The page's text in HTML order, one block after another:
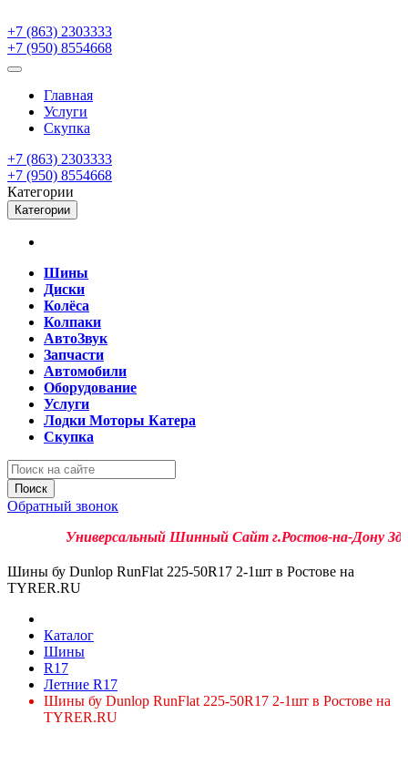
+7 (863) 2303333
+7 (950) 8554668
Главная
Услуги
Скупка
+7 (863) 2303333
+7 (950) 8554668
Категории
Категории
Шины
Диски
Колёса
Колпаки
АвтоЗвук
Запчасти
Автомобили
Оборудование
Услуги
Лодки Моторы Катера
Скупка
Поиск
Обратный звонок
Универсальный Шинный Сайт г.Ростов-на-Дону
Шины бу Dunlop RunFlat 225-50R17 2-1шт в Ростове на
TYRER.RU
Каталог
Шины
R17
Летние R17
Шины бу Dunlop RunFlat 225-50R17 2-1шт в Ростове на
TYRER.RU